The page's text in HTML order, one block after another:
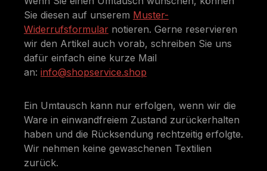
Sie diesen auf unserem Muster-
Widerrufsformular notieren. Gerne reservieren
wir den Artikel auch vorab, schreiben Sie uns
dafür einfach eine kurze Mail
an: info@shopservice.shop
Ein Umtausch kann nur erfolgen, wenn wir die
Ware in einwandfreiem Zustand zurückerhalten
haben und die Rücksendung rechtzeitig erfolgte.
Wir nehmen keine gewaschenen Textilien
zurück.